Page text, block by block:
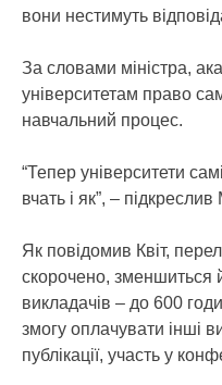
вони нестимуть
За словами міністра,
університетам право
навчальний процес.
“Тепер університети
вчать і як”, – підкреслив
Як повідомив Квіт,
скорочено, зменшиться
викладачів – до 600
змогу оплачувати інші
публікації, участь у